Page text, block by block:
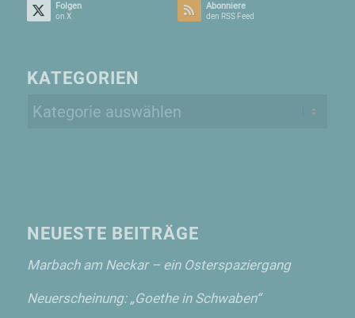
Folgen
on X
Abonniere
den RSS Feed
KATEGORIEN
Kategorien
NEUESTE BEITRÄGE
Marbach am Neckar – ein Osterspaziergang
Neuerscheinung: „Goethe in Schwaben“